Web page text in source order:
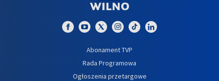
Abonament TVP
Rada Programowa
Ogłoszenia przetargowe